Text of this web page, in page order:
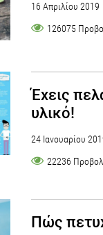
16 Απριλίου 2019
126075
Έχεις
υλικό!
24 Ιανουαρίου
22236
Πώς